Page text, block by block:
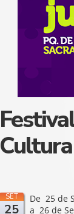
SET
25
De 25 de
a 26 de